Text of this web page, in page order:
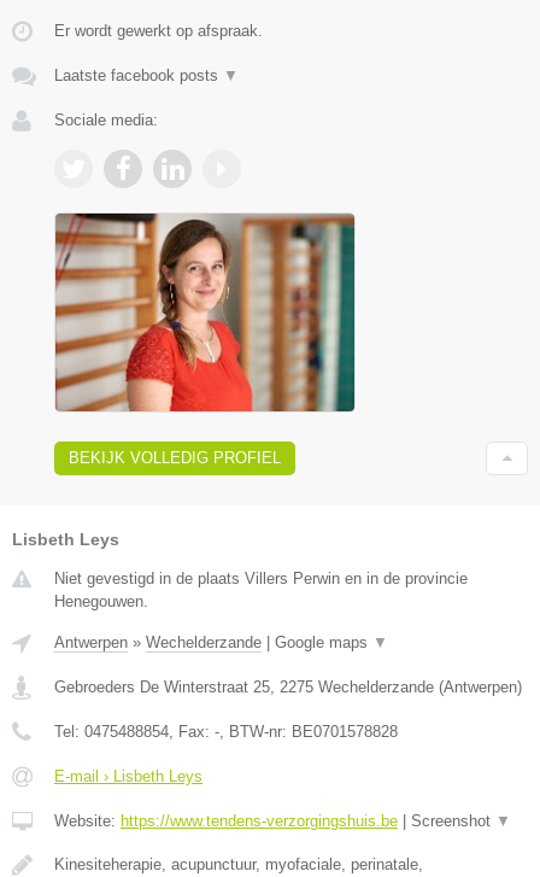
Er wordt gewerkt op afspraak.
Laatste facebook posts ▼
Sociale media:
BEKIJK VOLLEDIG PROFIEL
Lisbeth Leys
Niet gevestigd in de plaats Villers Perwin en in de provincie
Henegouwen.
Antwerpen » Wechelderzande Google maps ▼
Gebroeders De Winterstraat 25, 2275 Wechelderzande (Antwerpen)
Tel: 0475488854, Fax: -, BTW-nr: BE0701578828
E-mail › Lisbeth Leys
Website: https://www.tendens-verzorgingshuis.be Screenshot ▼
Kinesiteherapie, acupunctuur, myofaciale, perinatale,